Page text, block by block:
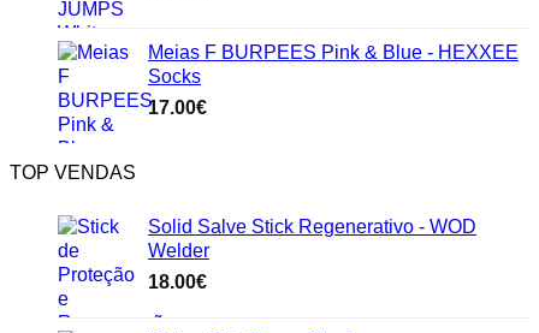
Meias F BURPEES Pink & Blue - HEXXEE
Socks
17.00€
TOP VENDAS
Solid Salve Stick Regenerativo - WOD
Welder
18.00€